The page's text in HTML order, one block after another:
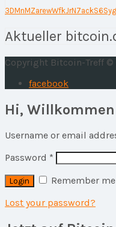
Aktueller
Copyright Bitcoin-Treff ©
facebook
Hi,
Username or email
Password *
Remember me
Lost your password?